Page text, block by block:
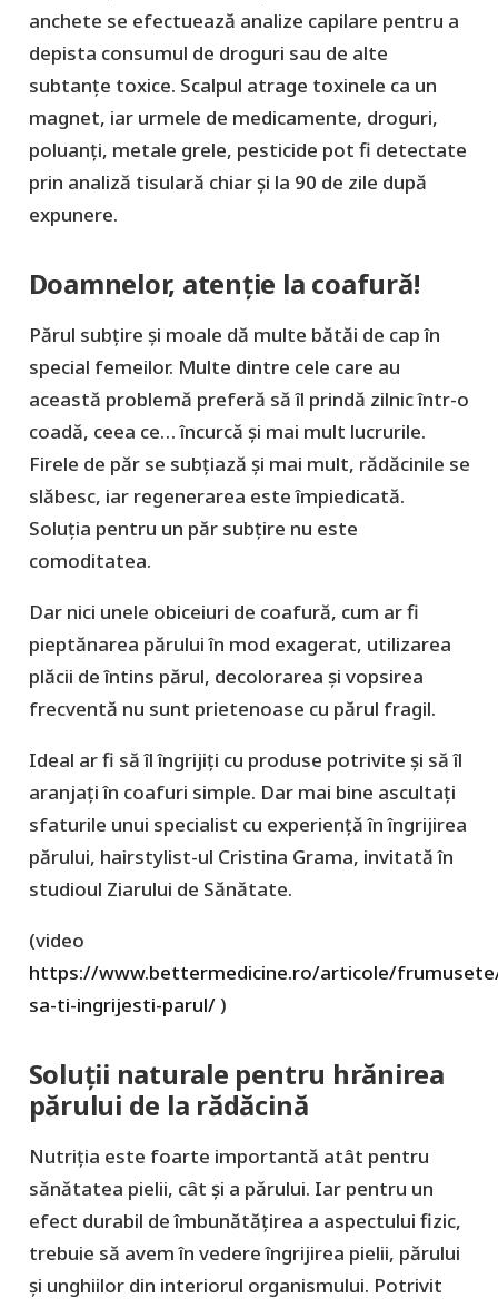
anchete se efectuează analize capilare pentru a
depista consumul de droguri sau de alte
subtanțe toxice. Scalpul atrage toxinele ca un
magnet, iar urmele de medicamente, droguri,
poluanți, metale grele, pesticide pot fi detectate
prin analiză tisulară chiar și la 90 de zile după
expunere.
Doamnelor, atenție la coafură!
Părul subțire și moale dă multe bătăi de cap în
special femeilor. Multe dintre cele care au
această problemă preferă să îl prindă zilnic într-o
coadă, ceea ce… încurcă și mai mult lucrurile.
Firele de păr se subțiază și mai mult, rădăcinile se
slăbesc, iar regenerarea este împiedicată.
Soluția pentru un păr subțire nu este
comoditatea.
Dar nici unele obiceiuri de coafură, cum ar fi
pieptănarea părului în mod exagerat, utilizarea
plăcii de întins părul, decolorarea și vopsirea
frecventă nu sunt prietenoase cu părul fragil.
Ideal ar fi să îl îngrijiți cu produse potrivite și să îl
aranjați în coafuri simple. Dar mai bine ascultați
sfaturile unui specialist cu experiență în îngrijirea
părului, hairstylist-ul Cristina Grama, invitată în
studioul Ziarului de Sănătate.
(video
https://www.bettermedicine.ro/articole/
sa-ti-ingrijesti-parul/)
Soluții naturale pentru hrănirea
părului de la rădăcină
Nutriția este foarte importantă atât pentru
sănătatea pielii, cât și a părului. Iar pentru un
efect durabil de îmbunătățirea a aspectului fizic,
trebuie să avem în vedere îngrijirea pielii, părului
și unghiilor din interiorul organismului. Potrivit